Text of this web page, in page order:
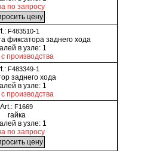
по запросу
F483510-1
фиксатора заднего хода
в узле: 1
производства
F483349-1
заднего хода
в узле: 1
производства
Art.: F1669
гайка
в узле: 1
по запросу